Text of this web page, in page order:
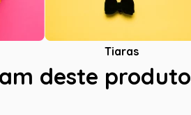
Tiaras
deste produto